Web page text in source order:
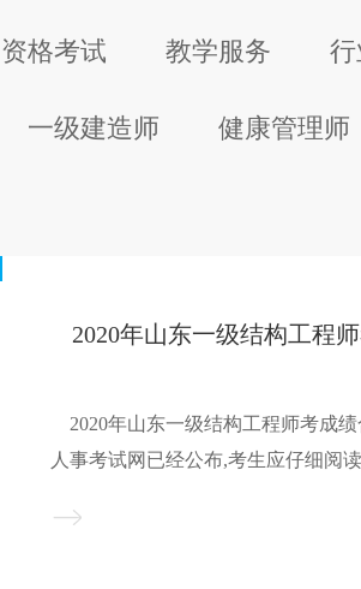
资格考试 教学服务
一级建造师 健康管理师
2020年山东一级结构工程师考成
人事考试网已经公布,考生应仔细阅
师考试成绩合格人员公示信息，希望